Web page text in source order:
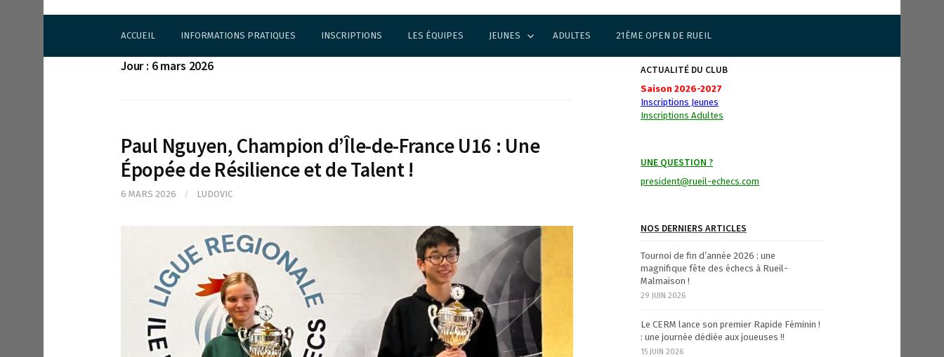
ACCUEIL INFORMATIONS PRATIQUES INSCRIPTIONS LES ÉQUIPES JEUNES ADULTES 21ÈME OPEN DE RUEIL
Jour : 6 mars 2026
Paul Nguyen, Champion d’Île-de-France U16 : Une
Épopée de Résilience et de Talent !
6 MARS 2026 / LUDOVIC
ACTUALITÉ DU CLUB
Saison 2026-2027
Inscriptions Jeunes
Inscriptions Adultes
UNE QUESTION ?
president@rueil-echecs.com
NOS DERNIERS ARTICLES
Tournoi de fin d’année 2026 : une
magnifique fête des échecs à Rueil-
Malmaison !
29 JUIN 2026
Le CERM lance son premier Rapide Féminin !
: une journée dédiée aux joueuses !!
15 JUIN 2026